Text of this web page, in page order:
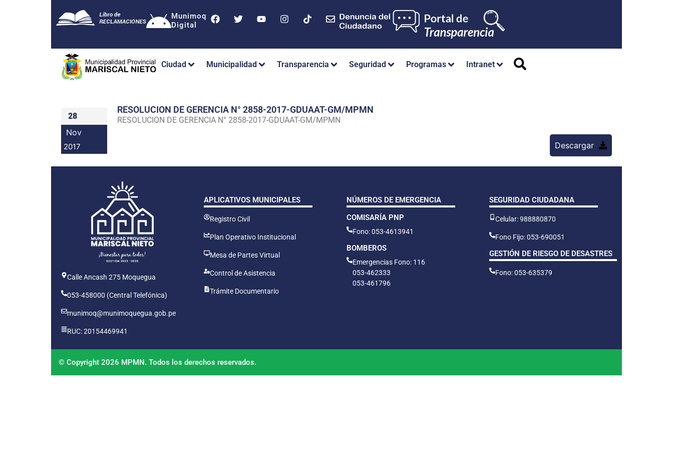
Munimoq
Digital
Ciudad Municipalidad Transparencia Seguridad Programas Intranet
28
Nov
2017
RESOLUCION DE GERENCIA N° 2858-2017-GDUAAT-GM/MPMN
RESOLUCION DE GERENCIA N° 2858-2017-GDUAAT-GM/MPMN
Descargar
Calle Ancash 275 Moquegua
053-458000 (Central Telefónica)
munimoq@munimoquegua.gob.pe
RUC: 20154469941
APLICATIVOS MUNICIPALES
Registro Civil
Plan Operativo Institucional
Mesa de Partes Virtual
Control de Asistencia
Trámite Documentario
NÚMEROS DE EMERGENCIA
COMISARÍA PNP
Fono: 053-4613941
BOMBEROS
Emergencias Fono: 116
053-462333
053-461796
SEGURIDAD CIUDADANA
Celular: 988880870
Fono Fijo: 053-690051
GESTIÓN DE RIESGO DE DESASTRES
Fono: 053-635379
© Copyright 2026 MPMN. Todos los derechos reservados.